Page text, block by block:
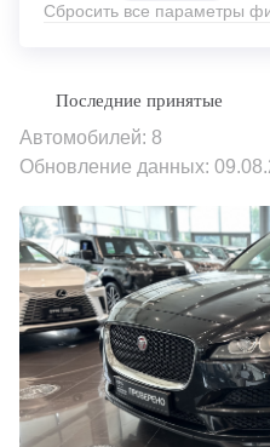
Сбросить все параметры
Автомобилей: 8
Обновление данных: